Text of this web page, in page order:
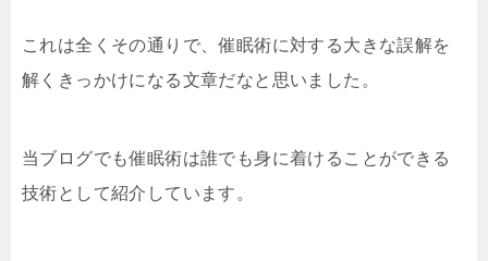
これは全くその通りで、催眠術に対する大きな誤解を
解くきっかけになる文章だなと思いました。
当ブログでも催眠術は誰でも身に着けることができる
技術として紹介しています。